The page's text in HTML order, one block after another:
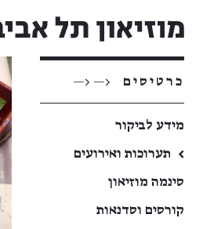
כרטיסים <— <—
מידע לביקור
←
תערוכות ואירועים
סינמה מוזיאון
קורסים וסדנאות